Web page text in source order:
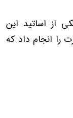
از اساتید این
را انجام داد که